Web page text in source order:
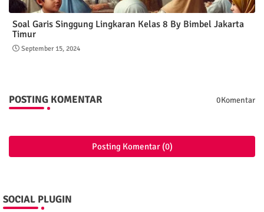
Soal Garis Singgung Lingkaran Kelas 8 By Bimbel Jakarta
Timur
September 15, 2024
POSTING KOMENTAR 0Komentar
Posting Komentar (0)
SOCIAL PLUGIN